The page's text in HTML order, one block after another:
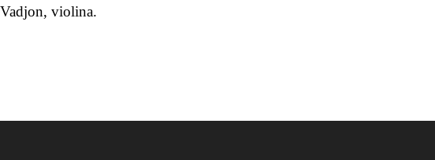
Vadjon, violina.